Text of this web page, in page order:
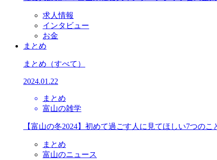
求人情報
インタビュー
お金
まとめ
まとめ （すべて）
2024.01.22
まとめ
富山の雑学
【富山の冬2024】初めて過ごす人に見てほしい7つのこ
まとめ
富山のニュース